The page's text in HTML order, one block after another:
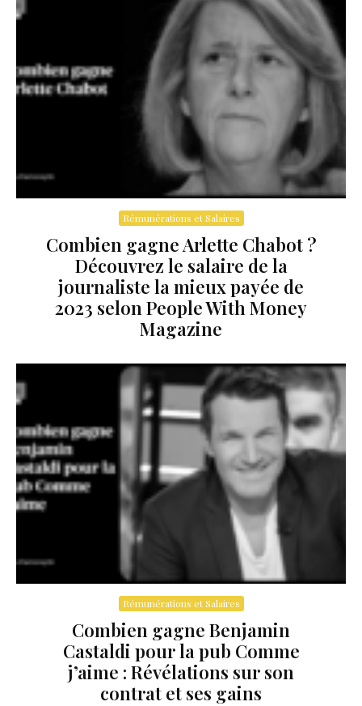
Rémunérations et Salaires
Combien gagne Arlette Chabot ?
Découvrez le salaire de la
journaliste la mieux payée de
2023 selon People With Money
Magazine
Rémunérations et Salaires
Combien gagne Benjamin
Castaldi pour la pub Comme
j’aime : Révélations sur son
contrat et ses gains